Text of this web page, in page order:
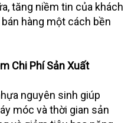
tăng niềm tin của khách
hàng một cách bền
Chi Phí Sản Xuất
nguyên sinh giúp
móc và thời gian sản